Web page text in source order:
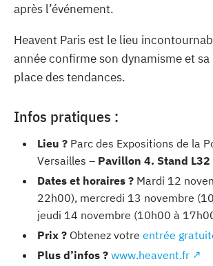
après l’événement.
Heavent Paris est le lieu
année confirme son dynamisme et
place des tendances.
Infos pratiques :
Lieu ? Parc des Expositions de la
Versailles – Pavillon 4. Stand L32
Dates et horaires ? Mardi 12
22h00), mercredi 13 novembre
jeudi 14 novembre (10h00 à
Prix ? Obtenez votre entrée
Plus d’infos ? www.heavent.fr ↗